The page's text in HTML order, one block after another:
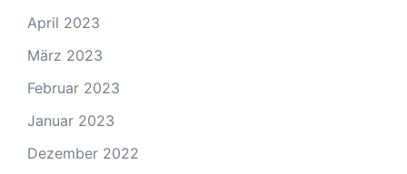
April 2023
März 2023
Februar 2023
Januar 2023
Dezember 2022